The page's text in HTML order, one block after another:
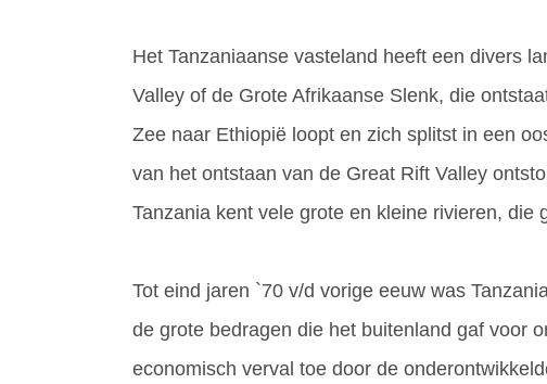
Het Tanzaniaanse vasteland heeft een divers
Valley of de Grote Afrikaanse Slenk, die
Zee naar Ethiopië loopt en zich splitst in een
van het ontstaan van de Great Rift Valley
Tanzania kent vele grote en kleine rivieren, die
Tot eind jaren `70 v/d vorige eeuw was
de grote bedragen die het buitenland gaf voor
economisch verval toe door de